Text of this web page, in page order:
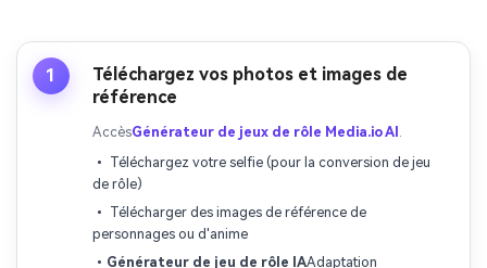
1
Téléchargez vos photos et images de
référence
AccèsGénérateur de jeux de rôle Media.io AI
• Téléchargez votre selfie (pour la conversion de jeu
de rôle)
• Télécharger des images de référence de
personnages ou d'anime
• Générateur de jeu de rôle IAAdaptation